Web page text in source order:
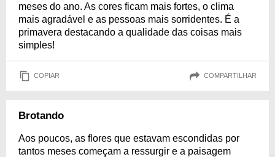
meses do ano. As cores ficam mais fortes, o clima
mais agradável e as pessoas mais sorridentes. É a
primavera destacando a qualidade das coisas mais
simples!
COPIAR COMPARTILHAR
Brotando
Aos poucos, as flores que estavam escondidas por
tantos meses começam a ressurgir e a paisagem